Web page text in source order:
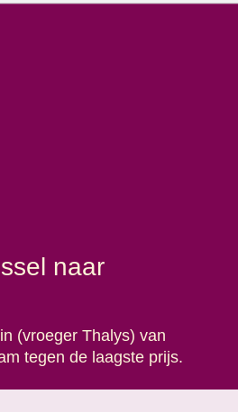
naar
(vroeger Thalys) van
tegen de laagste prijs.